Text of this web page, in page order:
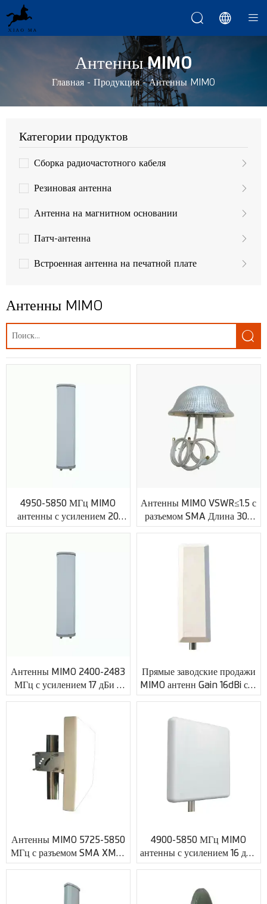
  
Антенны MIMO
Главная - Продукция-Антенны MIMO
Категории продуктов
Сборка радиочастотного кабеля
Резиновая антенна
Антенна на магнитном основании
Патч-антенна
Встроенная антенна на печатной плате
Антенна LoRa
Антенны MIMO
Антенны LTE
WLAN, Wifi антенна
Антенна для помещений
RF-коннектор
Антенны MIMO

4950-5850 МГц MIMO
антенны с усилением 20
дБи с женским коннектором
Антенны MIMO VSWR≤1.5 с
разъемом SMA Длина 300
мм XMR-AC0041
Антенны MIMO 2400-2483
МГц с усилением 17 дБи и
разъемом N XMR-AC0042
Прямые заводские продажи
MIMO антенн Gain 16dBi с N
женским разъемом XMR-
Антенны MIMO 5725-5850
МГц с разъемом SMA XMR-
AC0044
4900-5850 МГц MIMO
антенны с усилением 16 дБи
с N-образным разъемом